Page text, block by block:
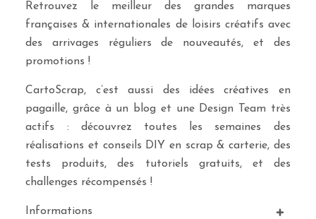
Retrouvez le meilleur des grandes marques
françaises & internationales de loisirs créatifs avec
des arrivages réguliers de nouveautés, et des
promotions !
CartoScrap, c’est aussi des idées créatives en
pagaille, grâce à un blog et une Design Team très
actifs : découvrez toutes les semaines des
réalisations et conseils DIY en scrap & carterie, des
tests produits, des tutoriels gratuits, et des
challenges récompensés !
Informations